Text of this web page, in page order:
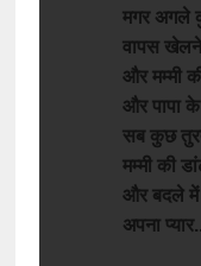
मगर अगले
वापस
और मम्मी
और पापा के
सब कुछ
मम्मी की
और बदले में
अपना प्यार